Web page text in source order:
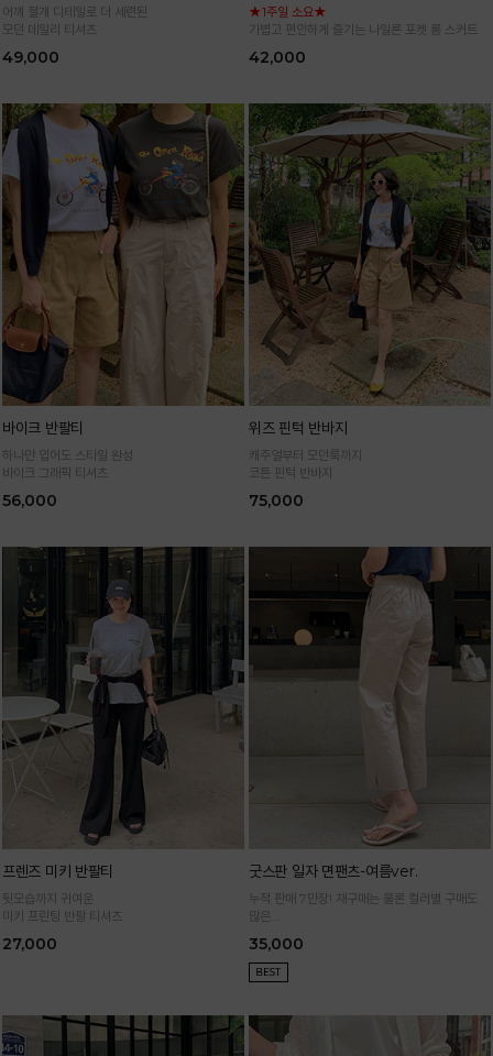
어깨 절개 디테일로 더 세련된
모던 데일리 티셔츠
49,000
★1주일 소요★
가볍고 편안하게 즐기는 나일론 포켓 롱 스커트
42,000
바이크 반팔티
하나만 입어도 스타일 완성
바이크 그래픽 티셔츠
56,000
위즈 핀턱 반바지
캐주얼부터 모던룩까지
코튼 핀턱 반바지
75,000
프렌즈 미키 반팔티
뒷모습까지 귀여운
미키 프린팅 반팔 티셔츠
27,000
굿스판 일자 면팬츠-여름ver.
누적 판매 7만장! 재구매는 물론 컬러별 구매도
많은
35,000